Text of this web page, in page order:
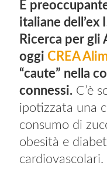
È
italiane
Ricerca per gli
oggi CREA
“caute” nella
connessi. C’è
ipotizzata una
consumo di
obesità e